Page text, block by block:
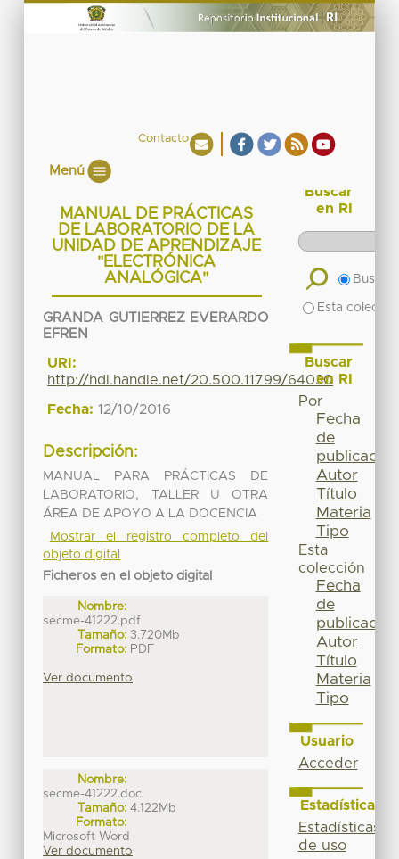
Contacto
Menú
MANUAL DE PRÁCTICAS
DE LABORATORIO DE LA
UNIDAD DE APRENDIZAJE
"ELECTRÓNICA
ANALÓGICA"
GRANDA GUTIERREZ EVERARDO
EFREN
URI:
http://hdl.handle.net/20.500.11799/64030
Fecha: 12/10/2016
Descripción:
MANUAL PARA PRÁCTICAS DE
LABORATORIO, TALLER U OTRA
ÁREA DE APOYO A LA DOCENCIA
Mostrar el registro completo del
objeto digital
Ficheros en el objeto digital
Nombre:
secme-41222.pdf
Tamaño: 3.720Mb
Formato: PDF
Ver documento
Nombre:
secme-41222.doc
Tamaño: 4.122Mb
Formato:
Microsoft Word
Ver documento
Buscar
en RI
Buscar
Esta
Buscar
en RI
Por
Fecha
de
publicación
Autor
Título
Materia
Tipo
Esta
colección
Fecha
de
publicación
Autor
Título
Materia
Tipo
Usuario
Acceder
Estadísticas
Estadísticas
de uso